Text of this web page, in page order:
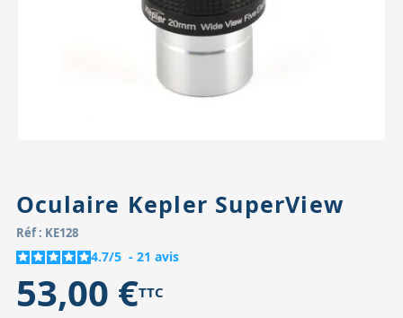
Accessoires pour montures
Oculaire Kepler SuperView
Réf : KE128
4.7/5 - 21 avis
53,00 €TTC